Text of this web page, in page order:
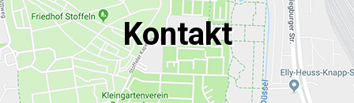
Kontakt